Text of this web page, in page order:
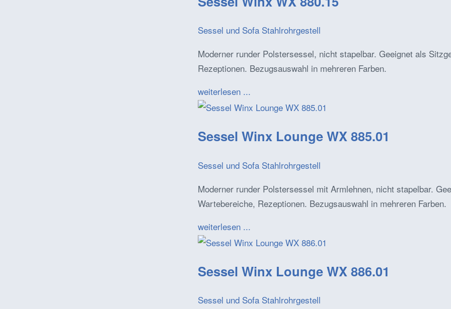
Sessel und Sofa Stahlrohrgestell
Moderner runder Polstersessel, nicht stapelbar. Geeignet als
Rezeptionen. Bezugsauswahl in mehreren Farben.
weiterlesen ...
Sessel Winx Lounge WX 885.01
Sessel und Sofa Stahlrohrgestell
Moderner runder Polstersessel mit Armlehnen, nicht stapelbar.
Wartebereiche, Rezeptionen. Bezugsauswahl in mehreren Farben.
weiterlesen ...
Sessel Winx Lounge WX 886.01
Sessel und Sofa Stahlrohrgestell